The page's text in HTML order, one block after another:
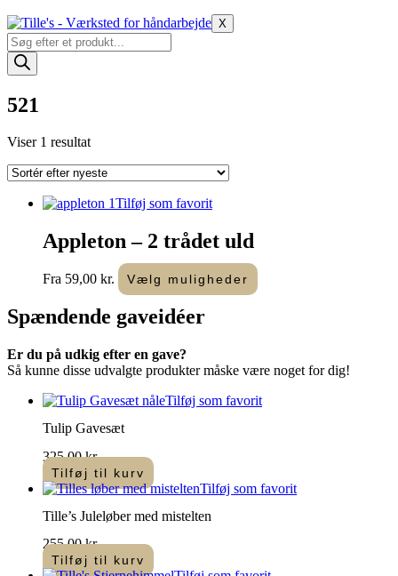
X
Products
search
521
Viser 1 resultat
Tilføj som favorit
Appleton – 2 trådet uld
Fra 59,00 kr. Vælg muligheder
vare
kan
på
Spændende gaveidéer
Er du på udkig efter en gave?
Så kunne disse udvalgte produkter måske være noget for dig!
Tilføj som favorit
Tulip Gavesæt
325,00kr.
Tilføj til kurv
Tilføj som favorit
Tille’s Juleløber med mistelten
255,00kr.
Tilføj til kurv